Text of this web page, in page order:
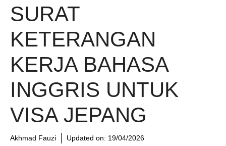
SURAT
KETERANGAN
KERJA BAHASA
INGGRIS UNTUK
VISA JEPANG
Akhmad Fauzi Updated on: 19/04/2026